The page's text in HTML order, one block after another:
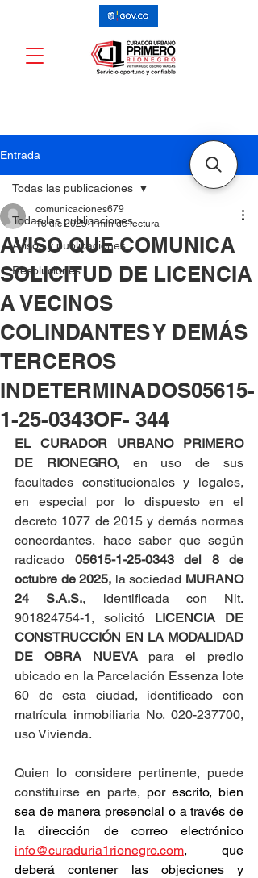
Entrada
Todas las publicaciones
Avisos y publicaciones
Resoluciones
Todas las publicaciones
AVISO QUE COMUNICA
SOLICITUD DE LICENCIA
A VECINOS
COLINDANTES Y DEMÁS
TERCEROS
INDETERMINADOS05615-
1-25-0343OF- 344
comunicaciones679
18 dic 2025 1 min de lectura
EL CURADOR URBANO PRIMERO
DE RIONEGRO, en uso de sus
facultades constitucionales y legales,
en especial por lo dispuesto en el
decreto 1077 de 2015 y demás normas
concordantes, hace saber que según
radicado 05615-1-25-0343 del
8 de
octubre de 2025, la sociedad MURANO
24 S.A.S., identificada con Nit.
901824754-1, solicitó LICENCIA DE
CONSTRUCCIÓN EN LA MODALIDAD
DE OBRA NUEVA para el predio
ubicado en la Parcelación Essenza lote
60 de esta ciudad, identificado con
matrícula inmobiliaria No. 020-237700,
uso Vivienda.
Quien lo considere pertinente, puede
constituirse en parte, por escrito, bien
sea de manera presencial o a través de
info@curaduria1rionegro.com, que
deberá contener las objeciones y